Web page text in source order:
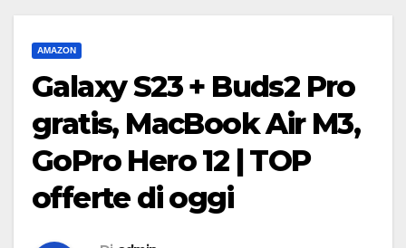
AMAZON
Galaxy S23 + Buds2 Pro
gratis, MacBook Air M3,
GoPro Hero 12 | TOP
offerte di oggi